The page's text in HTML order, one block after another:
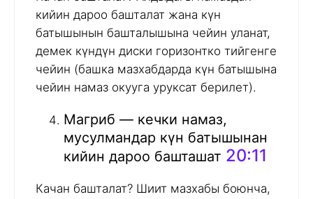
кийин дароо башталат жана күн
батышынын башталышына чейин уланат,
демек күндүн диски горизонтко тийгенге
чейин (башка мазхабдарда күн батышына
чейин намаз окууга уруксат берилет).
Магриб — кечки намаз,
мусулмандар күн батышынан
кийин дароо башташат 20:11
Качан башталат? Шиит мазхабы боюнча,